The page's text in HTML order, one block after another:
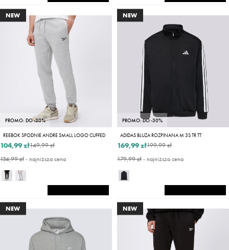
NEW
PROMO: DO -30%
REEBOK SPODNIE ANDRE SMALL LOGO CUFFED
149,99 zł
104,99 zł
134,99 zł- najniższa cena
NEW
PROMO: DO -30%
ADIDAS BLUZA ROZPINANA M 3S TR TT
199,99 zł
169,99 zł
179,99 zł- najniższa cena
NEW NEW